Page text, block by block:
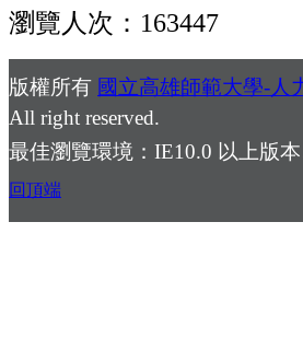
瀏覽人次：163447
版權所有 國立高雄師範大學-人
All right reserved.
最佳瀏覽環境：IE10.0 以上版
回頂端